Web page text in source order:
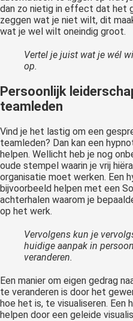
dan zo nietig in effect dat het
zeggen wat je niet wilt, dit
wat je wel wilt oneindig groot.
Vertel je juist wat je wél
op.
Persoonlijk
teamleden
Vind je het lastig om een
teamleden? Dan kan een
helpen. Wellicht heb je nog
oude stempel waarin je vrij
organisatie moet werken. Een
bijvoorbeeld helpen met een
achterhalen waarom je
op het werk.
Vervolgens kun je
huidige aanpak in
veranderen.
Een manier om eigen gedrag
te veranderen is door het
hoe het is, te visualiseren. Een
helpen door een geleide